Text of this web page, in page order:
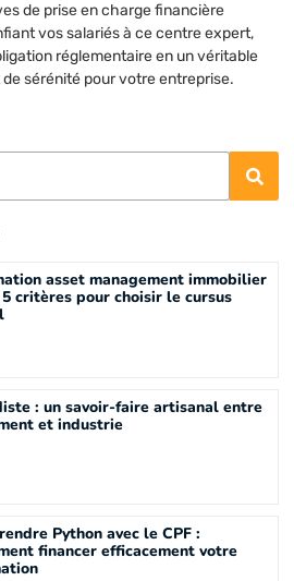
de prise en charge financière
vos salariés à ce centre expert,
réglementaire en un véritable
sérénité pour votre entreprise.
asset management immobilier
critères pour choisir le cursus
: un savoir-faire artisanal entre
et industrie
Python avec le CPF :
financer efficacement votre